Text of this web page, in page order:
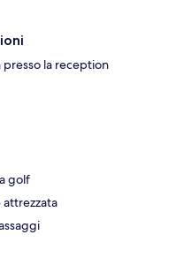
presso la reception
golf